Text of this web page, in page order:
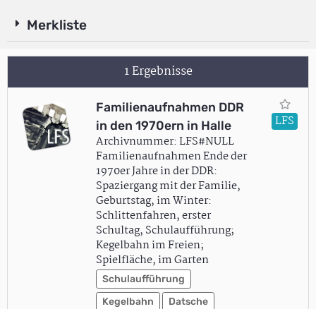
Merkliste
1 Ergebnisse
Familienaufnahmen DDR
in den 1970ern in Halle
Archivnummer: LFS#NULL
Familienaufnahmen Ende der
1970er Jahre in der DDR:
Spaziergang mit der Familie,
Geburtstag, im Winter:
Schlittenfahren, erster
Schultag, Schulaufführung;
Kegelbahn im Freien;
Spielfläche, im Garten
Schulaufführung
Kegelbahn
Datsche
LFS